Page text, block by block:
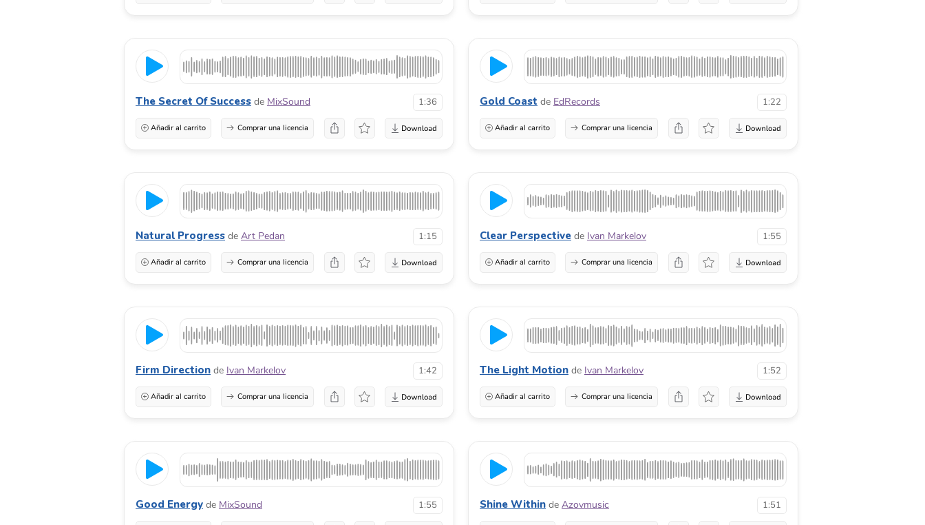
The Secret Of Success de MixSound 1:36
Añadir al carrito Comprar una licencia
Gold Coast de EdRecords 1:22
Añadir al carrito Comprar una licencia
Natural Progress de Art Pedan 1:15
Añadir al carrito Comprar una licencia
Clear Perspective de Ivan Markelov 1:55
Añadir al carrito Comprar una licencia
Firm Direction de Ivan Markelov 1:42
Añadir al carrito Comprar una licencia
The Light Motion de Ivan Markelov 1:52
Añadir al carrito Comprar una licencia
Good Energy de MixSound 1:55 Shine Within de Azovmusic 1:51